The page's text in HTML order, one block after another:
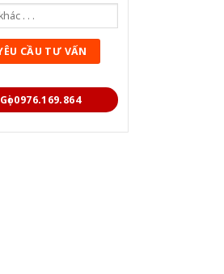
Gọi 0976.169.864